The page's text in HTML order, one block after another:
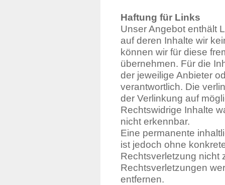
Haftung für Links
Unser Angebot enthält
auf deren Inhalte wir
können wir für diese
übernehmen. Für die
der jeweilige Anbieter
verantwortlich. Die
der Verlinkung auf
Rechtswidrige Inhalte
nicht erkennbar.
Eine permanente
ist jedoch ohne
Rechtsverletzung nicht
Rechtsverletzungen
entfernen.